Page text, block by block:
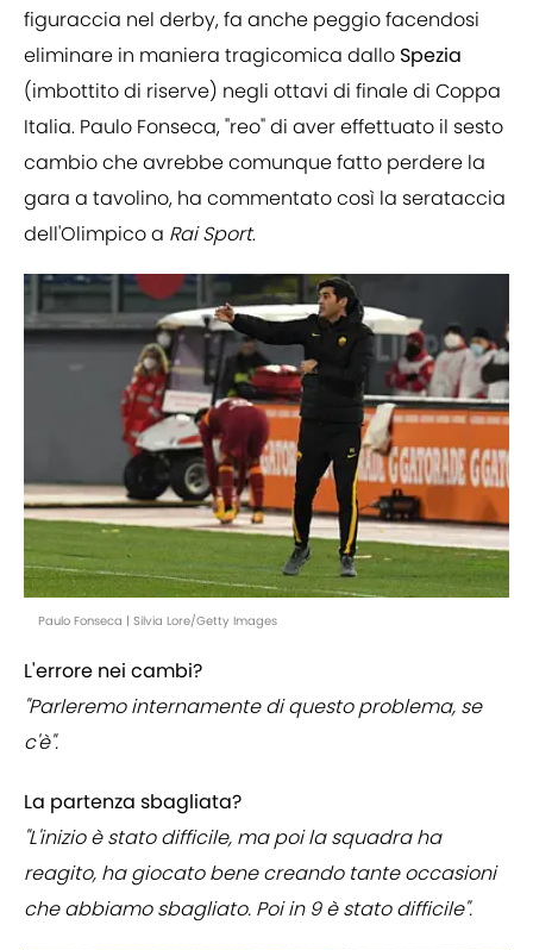
figuraccia nel derby, fa anche peggio facendosi
eliminare in maniera tragicomica dallo Spezia
(imbottito di riserve) negli ottavi di finale di Coppa
Italia. Paulo Fonseca, "reo" di aver effettuato il sesto
cambio che avrebbe comunque fatto perdere la
gara a tavolino, ha commentato così la serataccia
dell'Olimpico a Rai Sport.
Paulo Fonseca | Silvia Lore/Getty Images
L'errore nei cambi?
"Parleremo internamente di questo problema, se
c'è".
La partenza sbagliata?
"L'inizio è stato difficile, ma poi la squadra ha
reagito, ha giocato bene creando tante occasioni
che abbiamo sbagliato. Poi in 9 è stato difficile".